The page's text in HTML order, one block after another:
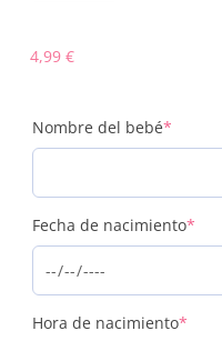
4,99 €
Nombre del bebé*
Fecha de nacimiento*
Hora de nacimiento*